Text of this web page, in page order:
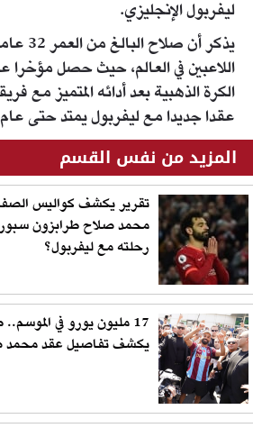
ليفربول الإنجليزي.
يذكر أن
اللاعبين في العالم، حيث حصل مؤخرا
الكرة الذهبية بعد أدائه المتميز مع
عقدا جديدا مع ليفربول يمتد حتى عام 2027.
المزيد من نفس القسم
تقرير يكشف كواليس
محمد صلاح طرابزون سبور
رحلته مع ليفربول؟
17 مليون يورو في
يكشف تفاصيل عقد محمد